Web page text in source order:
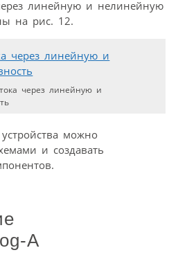
линейную и нелинейную
на рис. 12.
через линейную и
можно
и создавать
A